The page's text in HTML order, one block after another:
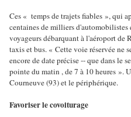
Ces « temps de trajets fiables », qui
centaines de milliers d'automobilistes
voyageurs débarquant à l'aéroport de
taxis et bus. « Cette voie réservée ne
encore de date précise -- que dans le
pointe du matin , de 7 à 10 heures ».
Courneuve (93) et le périphérique.
Favoriser le covoiturage